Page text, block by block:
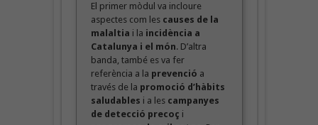
El primer mòdul va incloure
aspectes com les causes de la
malaltia i la incidència a
Catalunya i el món. D’altra
banda, també es va fer
referència a la prevenció a
través de la promoció d’hàbits
saludables i a les campanyes
de detecció precoç i